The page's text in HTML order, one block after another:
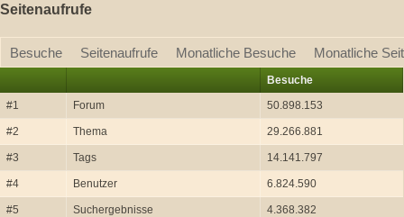
Seitenaufrufe
Besuche Seitenaufrufe Monatliche Besuche Monatliche
Besuche
#1 Forum 50.898.153
#2 Thema 29.266.881
#3 Tags 14.141.797
#4 Benutzer 6.824.590
#5 Suchergebnisse 4.368.382